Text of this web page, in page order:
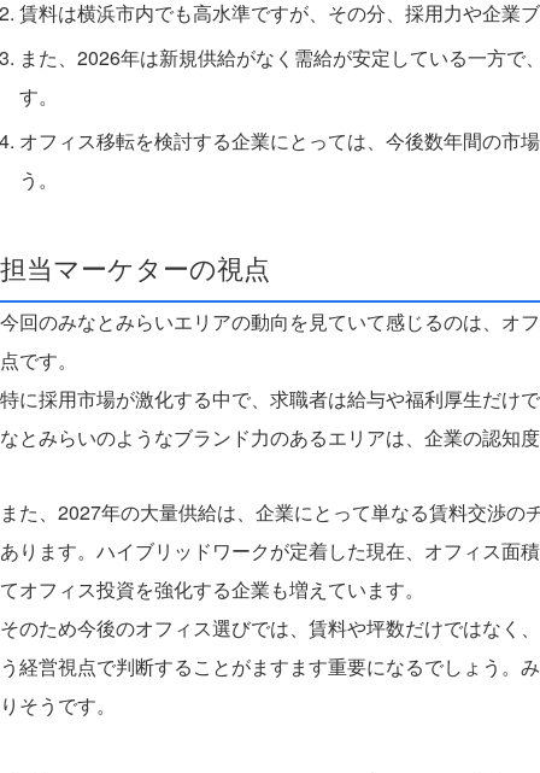
賃料は横浜市内でも高水準ですが、その分、採用力や企業
また、2026年は新規供給がなく需給が安定している一方
す。
オフィス移転を検討する企業にとっては、今後数年間の市
う。
担当マーケターの視点
今回のみなとみらいエリアの動向を見ていて感じるのは、オ
点です。
特に採用市場が激化する中で、求職者は給与や福利厚生だけ
なとみらいのようなブランド力のあるエリアは、企業の認知
また、2027年の大量供給は、企業にとって単なる賃料交渉
あります。ハイブリッドワークが定着した現在、オフィス面
てオフィス投資を強化する企業も増えています。
そのため今後のオフィス選びでは、賃料や坪数だけではなく
う経営視点で判断することがますます重要になるでしょう
りそうです。